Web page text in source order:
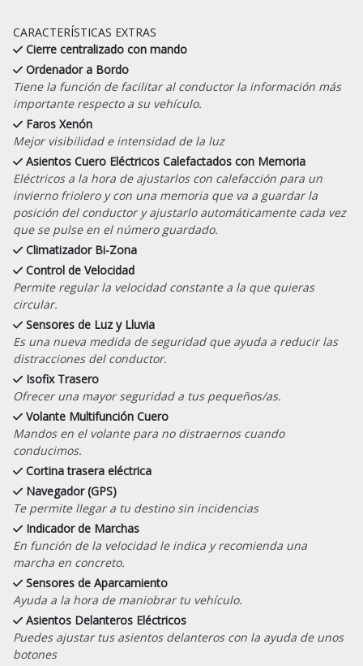
CARACTERÍSTICAS EXTRAS
Cierre centralizado con mando
Ordenador a Bordo
Tiene la función de facilitar al conductor la información más
importante respecto a su vehículo.
Faros Xenón
Mejor visibilidad e intensidad de la luz
Asientos Cuero Eléctricos Calefactados con Memoria
Eléctricos a la hora de ajustarlos con calefacción para un
invierno friolero y con una memoria que va a guardar la
posición del conductor y ajustarlo automáticamente cada vez
que se pulse en el número guardado.
Climatizador Bi-Zona
Control de Velocidad
Permite regular la velocidad constante a la que quieras
circular.
Sensores de Luz y Lluvia
Es una nueva medida de seguridad que ayuda a reducir las
distracciones del conductor.
Isofix Trasero
Ofrecer una mayor seguridad a tus pequeños/as.
Volante Multifunción Cuero
Mandos en el volante para no distraernos cuando
conducimos.
Cortina trasera eléctrica
Navegador (GPS)
Te permite llegar a tu destino sin incidencias
Indicador de Marchas
En función de la velocidad le indica y recomienda una
marcha en concreto.
Sensores de Aparcamiento
Ayuda a la hora de maniobrar tu vehículo.
Asientos Delanteros Eléctricos
Puedes ajustar tus asientos delanteros con la ayuda de unos
botones